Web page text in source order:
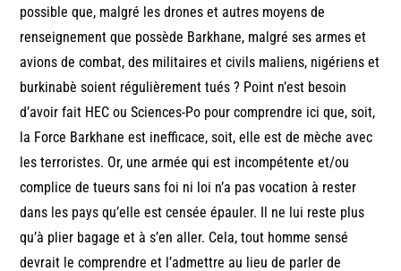
possible que, malgré les drones et autres moyens de
renseignement que possède Barkhane, malgré ses armes et
avions de combat, des militaires et civils maliens, nigériens et
burkinabè soient régulièrement tués ? Point n’est besoin
d’avoir fait HEC ou Sciences-Po pour comprendre ici que, soit,
la Force Barkhane est inefficace, soit, elle est de mèche avec
les terroristes. Or, une armée qui est incompétente et/ou
complice de tueurs sans foi ni loi n’a pas vocation à rester
dans les pays qu’elle est censée épauler. Il ne lui reste plus
qu’à plier bagage et à s’en aller. Cela, tout homme sensé
devrait le comprendre et l’admettre au lieu de parler de